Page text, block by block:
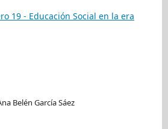
19 - Educación Social en la era
Belén García Sáez